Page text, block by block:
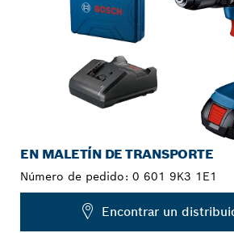
EN MALETÍN DE TRANSPORTE
Número de pedido: 0 601 9K3 1E1
Encontrar un